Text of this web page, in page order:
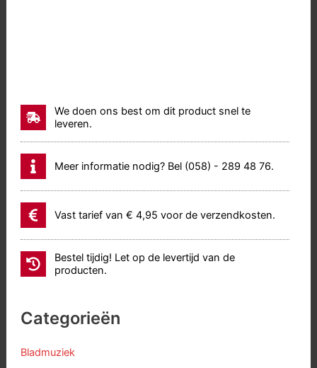
We doen ons best om dit product snel te
leveren.
Meer informatie nodig? Bel (058) - 289 48 76.
Vast tarief van € 4,95 voor de verzendkosten.
Bestel tijdig! Let op de levertijd van de
producten.
Categorieën
Bladmuziek